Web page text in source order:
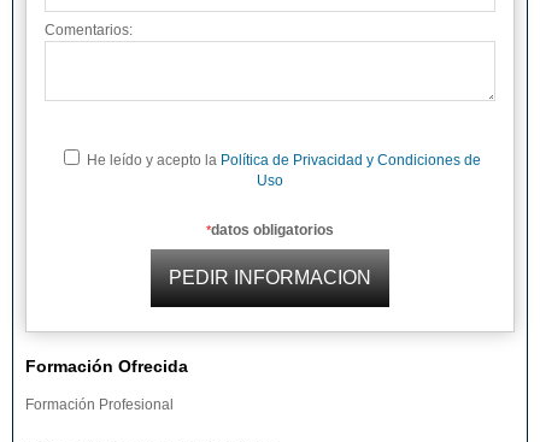
Comentarios:
He leído y acepto la Política de Privacidad y Condiciones de
Uso
*datos obligatorios
Formación Ofrecida
Formación Profesional